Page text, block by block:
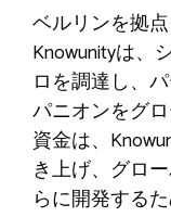
ベルリンを拠
Knowunityは、
ロを調達し、
パニオンをグ
資金は、
き上げ、グロ
らに開発する